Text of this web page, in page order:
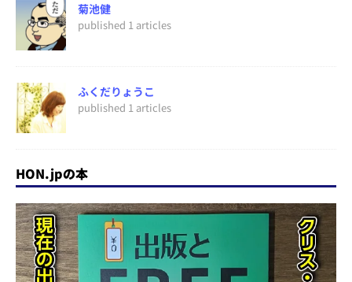
菊池健
published 1 articles
ふくだりょうこ
published 1 articles
HON.jpの本